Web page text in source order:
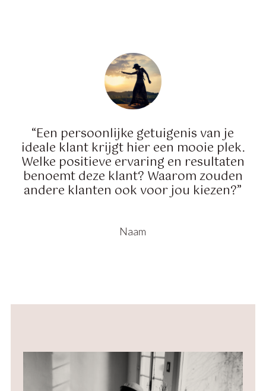
“Een persoonlijke getuigenis van je
ideale klant krijgt hier een mooie plek.
Welke positieve ervaring en resultaten
benoemt deze klant? Waarom zouden
andere klanten ook voor jou kiezen?”
Naam